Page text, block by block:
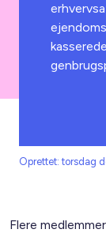
Oprettet: torsdag
Flere